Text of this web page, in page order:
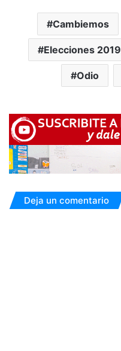
Cambiemos
Elecciones 2019
Odio
Deja un comentario